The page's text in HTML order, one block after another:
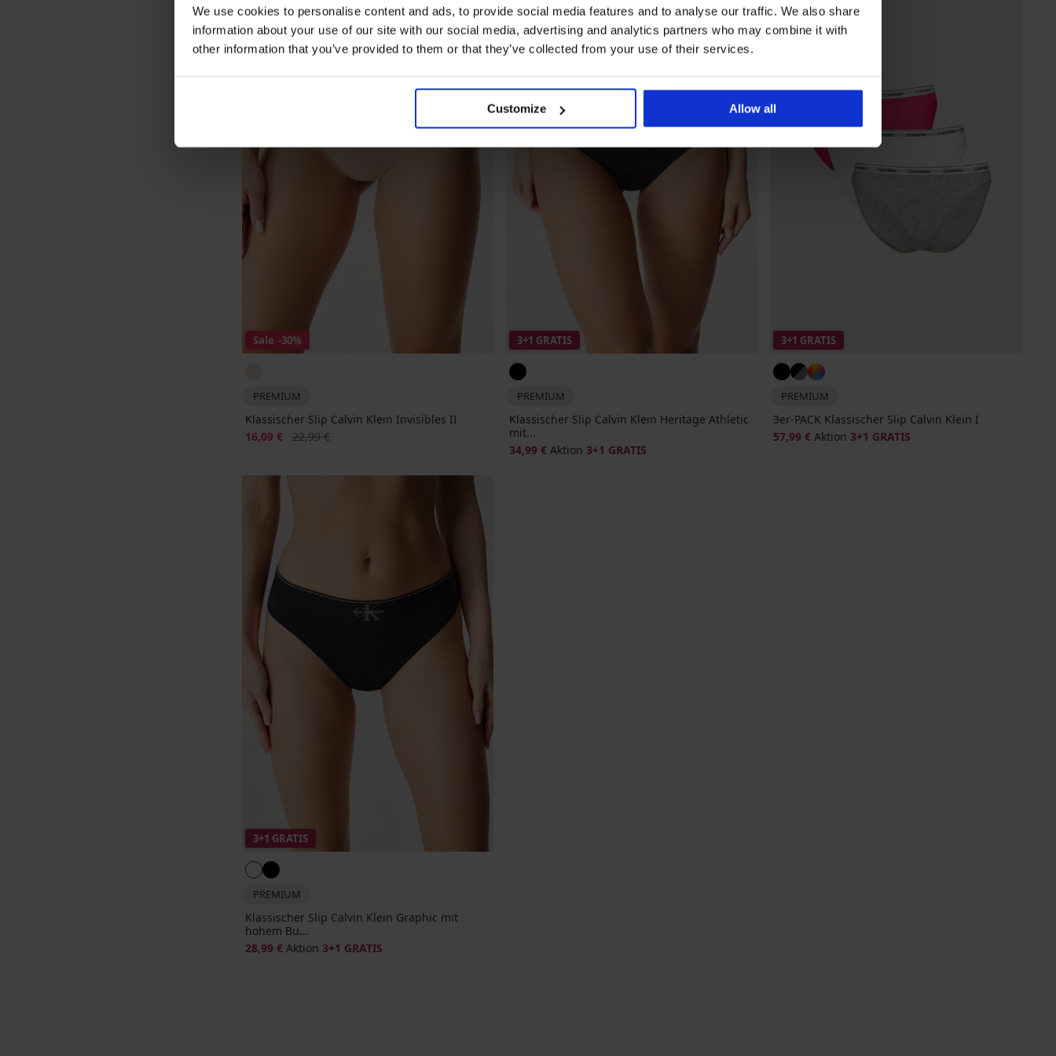
We use cookies to personalise content and ads, to provide social media features and to analyse our traffic. We also share
information about your use of our site with our social media, advertising and analytics partners who may combine it with
other information that you’ve provided to them or that they’ve collected from your use of their services.
Customize Allow all
Sale -30%
PREMIUM
Klassischer Slip Calvin Klein Invisibles II
Rabatt
16,09 € Alter Preis
22,99 €
3+1 GRATIS
PREMIUM
Klassischer Slip Calvin Klein Heritage Athletic
mit...
34,99 € Aktion 3+1 GRATIS
3+1 GRATIS
PREMIUM
3er-PACK Klassischer Slip Calvin Klein I
57,99 € Aktion 3+1 GRATIS
3+1 GRATIS
PREMIUM
Klassischer Slip Calvin Klein Graphic mit
hohem Bu...
28,99 € Aktion 3+1 GRATIS